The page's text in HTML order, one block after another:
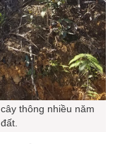
thông nhiều năm